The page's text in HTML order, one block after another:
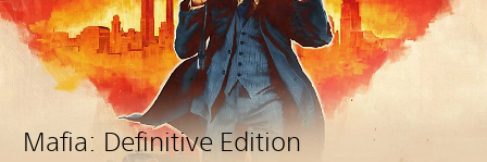
Mafia: Definitive Edition